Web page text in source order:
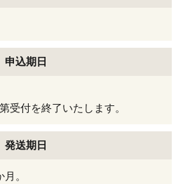
申込期日
受付を終了いたします。
発送期日
。